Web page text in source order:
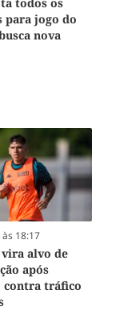
todos os
para jogo do
nova
18:17
vira alvo de
após
contra tráfico